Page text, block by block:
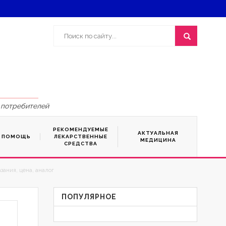
ПОМОЩЬ
РЕКОМЕНДУЕМЫЕ
ЛЕКАРСТВЕННЫЕ
СРЕДСТВА
АКТУАЛЬНАЯ
МЕДИЦИНА
цена, аналог
ПОПУЛЯРНОЕ